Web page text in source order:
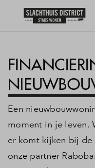
Een
moment in je leven.
er komt kijken bij de
onze partner